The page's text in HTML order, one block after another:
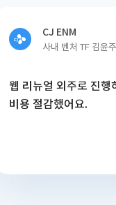
CJ ENM
사내 벤처 TF 김윤주
웹 리뉴얼 외주로 진행
비용 절감했어요.